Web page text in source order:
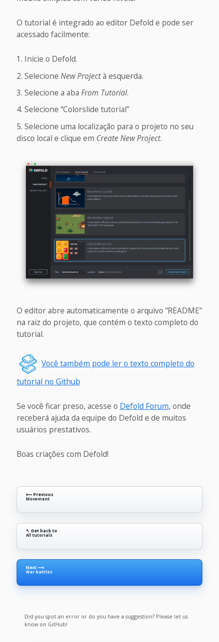
O tutorial é integrado ao editor Defold e pode ser
acessado facilmente:
Inicie o Defold.
Selecione New Projectà esquerda.
Selecione a aba From Tutorial.
Selecione “Colorslide tutorial”
Selecione uma localização para o projeto no seu
disco local e clique em Create New Project.
O editor abre automaticamente o arquivo “README”
na raiz do projeto, que contém o texto completo do
tutorial.
Você também pode ler o texto completo do
tutorial no Github
Se você ficar preso, acesse o Defold Forum, onde
receberá ajuda da equipe do Defold e de muitos
usuários prestativos.
Boas criações com Defold!
⟵ Previous
Movement
↖ Get back to
All tutorials
Next ⟶
War battles
Did you spot an error or do you have a suggestion? Please let us
know on GitHub!